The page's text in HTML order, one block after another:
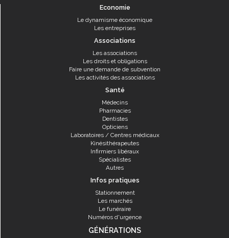
Economie
Le dynamisme économique
Les entreprises
Associations
Les associations
Les droits et obligations
Faire une demande de subvention
Les activités des associations
Santé
Médecins
Pharmacies
Dentistes
Opticiens
Laboratoires / Centres médicaux
Kinésithérapeutes
Infirmiers libéraux
Spécialistes
Autres
Infos pratiques
Stationnement
Les marchés
Le funéraire
Numéros d'urgence
GÉNÉRATIONS